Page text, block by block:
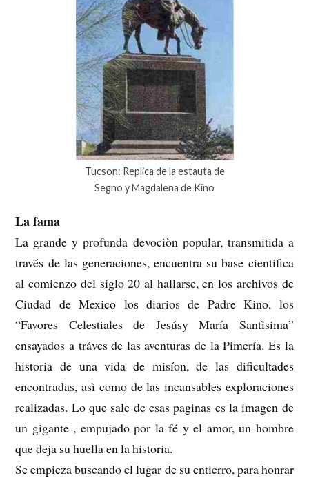
Tucson: Replica de la estauta de
Segno y Magdalena de Kino
La fama
La grande y profunda devociòn popular, transmitida a
través de las generaciones, encuentra su base cientifica
al comienzo del siglo 20 al hallarse, en los archivos de
Ciudad de Mexico los diarios de Padre Kino, los
“Favores Celestiales de Jesúsy María Santìsima”
ensayados a tráves de las aventuras de la Pimería. Es la
historia de una vida de misíon, de las dificultades
encontradas, asì como de las incansables exploraciones
realizadas. Lo que sale de esas paginas es la imagen de
un gigante , empujado por la fé y el amor, un hombre
que deja su huella en la historia.
Se empieza buscando el lugar de su entierro, para honrar